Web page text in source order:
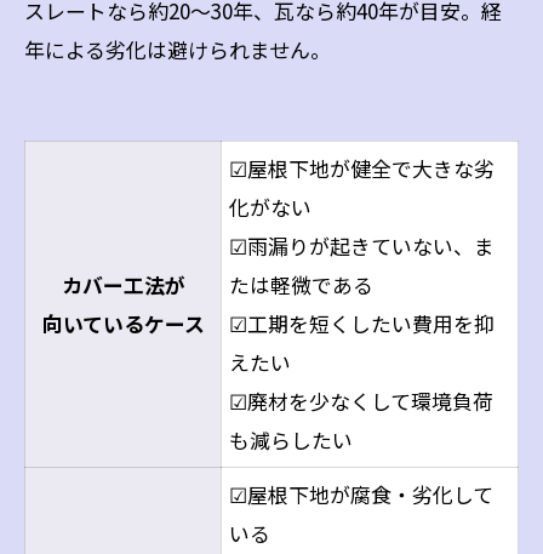
スレートなら約20〜30年、瓦なら約40年が目安。経
年による劣化は避けられません。
カバー工法が
向いているケース
☑屋根下地が健全で大きな劣
化がない
☑雨漏りが起きていない、ま
たは軽微である
☑工期を短くしたい費用を抑
えたい
☑廃材を少なくして環境負荷
も減らしたい
☑屋根下地が腐食・劣化して
いる